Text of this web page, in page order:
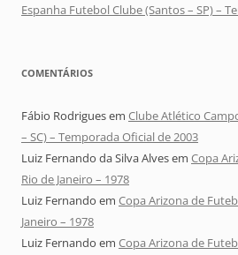
Espanha Futebol Clube (Santos – SP) –
COMENTÁRIOS
Fábio Rodriguesem Clube Atlético
– SC) – Temporada Oficial de 2003
Luiz Fernando da Silva Alvesem Copa
Rio de Janeiro – 1978
Luiz Fernando em Copa Arizona de
Janeiro – 1978
Luiz Fernando em Copa Arizona de